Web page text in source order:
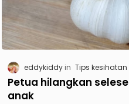
eddykiddy Tips
Petua hilangkan
anak